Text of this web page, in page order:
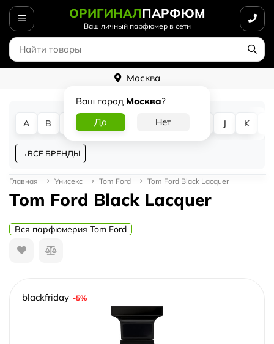
ОРИГИНАЛПАРФЮМ
Ваш личный парфюмер в сети
Москва
Ваш город Москва?
A B D G J K
ВСЕ БРЕНДЫ
Главная Унисекс Tom Ford Tom Ford Black Lacquer
Tom Ford Black Lacquer
Вся парфюмерия Tom Ford
blackfriday -5%